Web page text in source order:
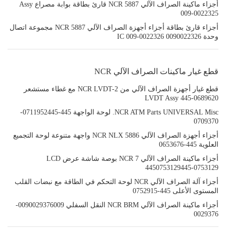
أجزاء ماكينة الصراف الآلي NCR 5887 قارئ بطاقة بوابة مصراع Assy
009-0022325
أجزاء قارئ بطاقة أجزاء أجهزة الصراف الآلي NCR 5887 مجموعة اتصال
وحدة IC 009-0022326 0090022326
قطع غيار ماكينات الصراف الآلي NCR
قطع غيار أجهزة الصراف الآلي من NCR LVDT-2 مع غطاء مستشعر
LVDT Assy 445-0689620
NCR ATM Parts UNIVERSAL Misc. لوحة الواجهة 445-0711952445-
0709370
أجزاء أجهزة الصراف الآلي 5886 NCR NLX واجهة متنوعة لوحة التجميع
العلوية 445-0653676
أجزاء ماكينة الصراف الآلي NCR 7 بوصة شاشة عرض LCD
4450753129445-0753129
أجزاء آلة الصراف الآلي NCR لوحة التحكم في الطاقة مع نبضات القلب
المستوى الأعلى 445-0752915
أجزاء ماكينة الصراف الآلي NCR BRM النقل السفلي 0090029376009-
0029376